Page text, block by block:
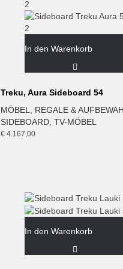
In den Warenkorb
Treku, Aura Sideboard 54
MÖBEL
REGALE &
SIDEBOARD, TV-MÖBEL
€4.167,00
In den Warenkorb